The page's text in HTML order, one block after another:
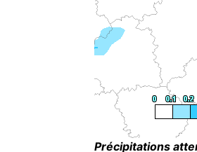
Précipitations